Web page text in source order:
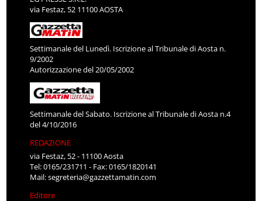
via Festaz, 52 11100 AOSTA
Settimanale del Lunedì. Iscrizione al Tribunale di Aosta n.
9/2002
Autorizzazione del 20/05/2002
Settimanale del Sabato. Iscrizione al Tribunale di Aosta n.4
del 4/10/2016
REDAZIONE
via Festaz, 52 - 11100 Aosta
Tel: 0165/231711 - Fax: 0165/1820141
Mail:segreteria@gazzettamatin.com
Editore